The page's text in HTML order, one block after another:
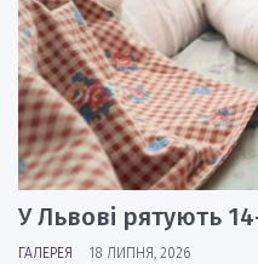
У Львові рятують
ГАЛЕРЕЯ 18 ЛИПНЯ, 2026